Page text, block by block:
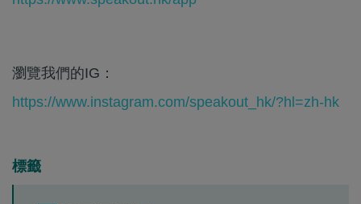
瀏覽我們的IG：
https://www.instagram.com/speakout_hk/?hl=zh-hk
標籤